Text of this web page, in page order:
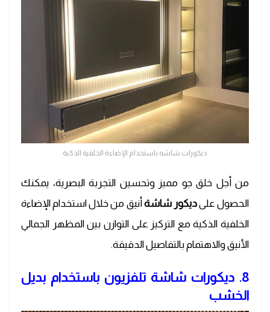
ديكورات شاشه باستخدام الإضاءة الخلفية الذكية
من أجل خلق جو مميز وتحسين التجربة البصرية، يمكنك
الحصول علىديكور شاشةأنيق من خلال استخدام الإضاءة
الخلفية الذكية مع التركيز على التوازن بين المظهر الجمالي
الأنيق والاهتمام بالتفاصيل الدقيقة.
8. ديكورات شاشة تلفزيون باستخدام بديل
الخشب